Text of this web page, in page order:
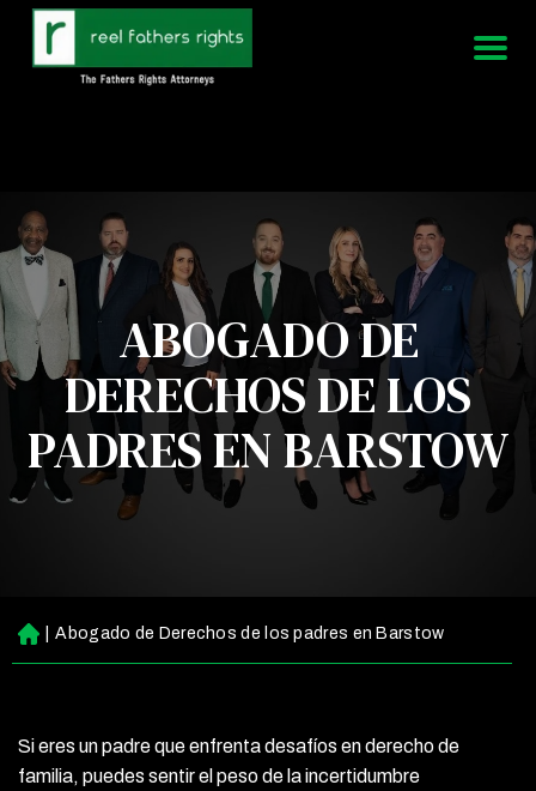
951-339-3826
Estamos disponibles 24/7
ABOGADO DE
DERECHOS DE LOS
PADRES EN BARSTOW
Ini
ci
Abogado de Derechos de los padres en Barstow
Si eres un padre que enfrenta desafíos en derecho de
familia, puedes sentir el peso de la incertidumbre